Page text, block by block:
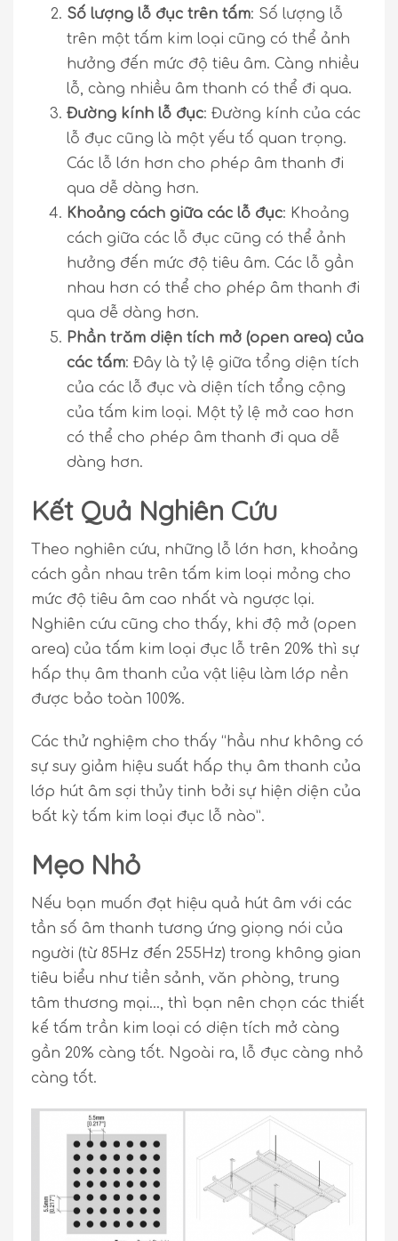
Số lượng lỗ đục trên tấm: Số lượng lỗ
trên một tấm kim loại cũng có thể ảnh
hưởng đến mức độ tiêu âm. Càng nhiều
lỗ, càng nhiều âm thanh có thể đi qua.
Đường kính lỗ đục: Đường kính của các
lỗ đục cũng là một yếu tố quan trọng.
Các lỗ lớn hơn cho phép âm thanh đi
qua dễ dàng hơn.
Khoảng cách giữa các lỗ đục: Khoảng
cách giữa các lỗ đục cũng có thể ảnh
hưởng đến mức độ tiêu âm. Các lỗ gần
nhau hơn có thể cho phép âm thanh đi
qua dễ dàng hơn.
Phần trăm diện tích mở (open area) của
các tấm: Đây là tỷ lệ giữa tổng diện tích
của các lỗ đục và diện tích tổng cộng
của tấm kim loại. Một tỷ lệ mở cao hơn
có thể cho phép âm thanh đi qua dễ
dàng hơn.
Kết Quả Nghiên Cứu
Theo nghiên cứu, những lỗ lớn hơn, khoảng
cách gần nhau trên tấm kim loại mỏng cho
mức độ tiêu âm cao nhất và ngược lại.
Nghiên cứu cũng cho thấy, khi độ mở (open
area) của tấm kim loại đục lỗ trên 20% thì sự
hấp thụ âm thanh của vật liệu làm lớp nền
được bảo toàn 100%.
Các thử nghiệm cho thấy “hầu như không có
sự suy giảm hiệu suất hấp thụ âm thanh của
lớp hút âm sợi thủy tinh bởi sự hiện diện của
bất kỳ tấm kim loại đục lỗ nào”.
Mẹo Nhỏ
Nếu bạn muốn đạt hiệu quả hút âm với các
tần số âm thanh tương ứng giọng nói của
người (từ 85Hz đến 255Hz) trong không gian
tiêu biểu như tiền sảnh, văn phòng, trung
tâm thương mại…, thì bạn nên chọn các thiết
kế tấm trần kim loại có diện tích mở càng
gần 20% càng tốt. Ngoài ra, lỗ đục càng nhỏ
càng tốt.